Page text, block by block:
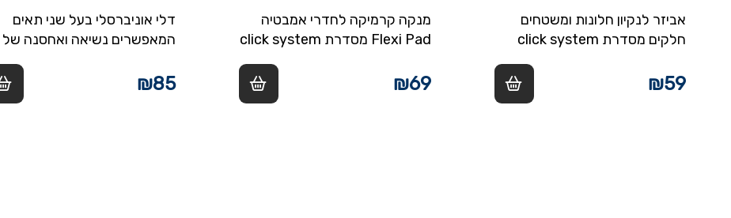
אביזר לנקיון חלונות ומשטחים
חלקים מסדרת click system
מקלחונים רוחב של 28 ס"מ
₪59
מנקה קרמיקה לחדרי אמבטיה
Flexi Pad מסדרת click system
אזורים קשים להשגה רוחב ניגוב:…
₪69
דלי אוניברסלי בעל שני תאים
המאפשרים נשיאה ואחסנה של
של נוזלי ניקוי סמרטוטים לכול
₪85